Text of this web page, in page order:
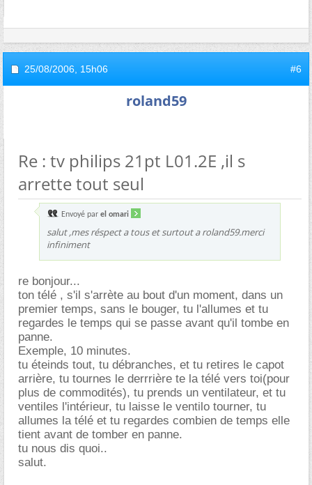
25/08/2006, 15h06 #6
roland59
Re : tv philips 21pt L01.2E ,il s
arrette tout seul
Envoyé par el omari
salut ,mes réspect a tous et surtout a roland59.merci
infiniment
re bonjour...
ton télé , s'il s'arrète au bout d'un moment, dans un
premier temps, sans le bouger, tu l'allumes et tu
regardes le temps qui se passe avant qu'il tombe en
panne.
Exemple, 10 minutes.
tu éteinds tout, tu débranches, et tu retires le capot
arrière, tu tournes le derrrière te la télé vers toi(pour
plus de commodités), tu prends un ventilateur, et tu
ventiles l'intérieur, tu laisse le ventilo tourner, tu
allumes la télé et tu regardes combien de temps elle
tient avant de tomber en panne.
tu nous dis quoi..
salut.